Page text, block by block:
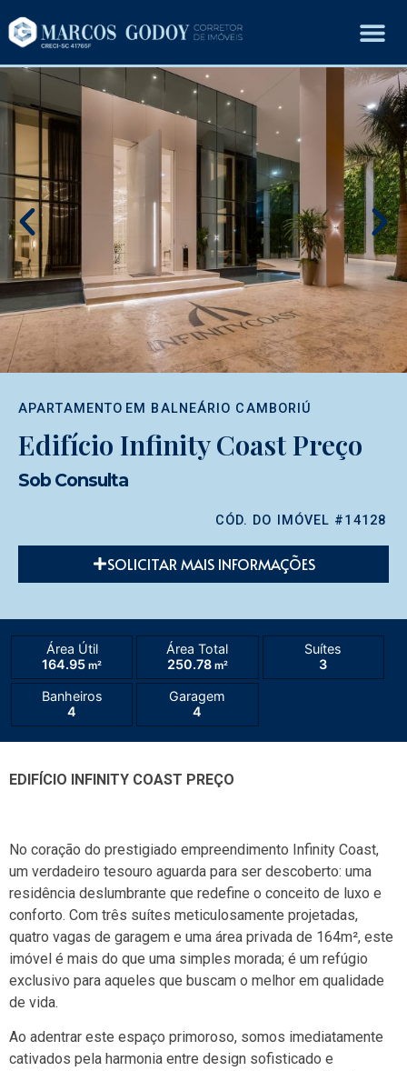
APARTAMENTO EM BALNEÁRIO CAMBORIÚ
Edifício Infinity Coast Preço
Sob Consulta
CÓD. DO IMÓVEL #14128
SOLICITAR MAIS INFORMAÇÕES
Área Útil
164.95 m²
Área Total
250.78m²
Suítes
3
Banheiros
4
Garagem
4
EDIFÍCIO INFINITY COAST PREÇO
No coração do prestigiado empreendimento Infinity Coast,
um verdadeiro tesouro aguarda para ser descoberto: uma
residência deslumbrante que redefine o conceito de luxo e
conforto. Com três suítes meticulosamente projetadas,
quatro vagas de garagem e uma área privada de 164m², este
imóvel é mais do que uma simples morada; é um refúgio
exclusivo para aqueles que buscam o melhor em qualidade
de vida.
Ao adentrar este espaço primoroso, somos imediatamente
cativados pela harmonia entre design sofisticado e